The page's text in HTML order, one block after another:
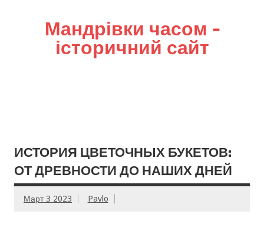
Мандрівки часом –
історичний сайт
ИСТОРИЯ ЦВЕТОЧНЫХ БУКЕТОВ:
ОТ ДРЕВНОСТИ ДО НАШИХ ДНЕЙ
Март 3 2023 Pavlo